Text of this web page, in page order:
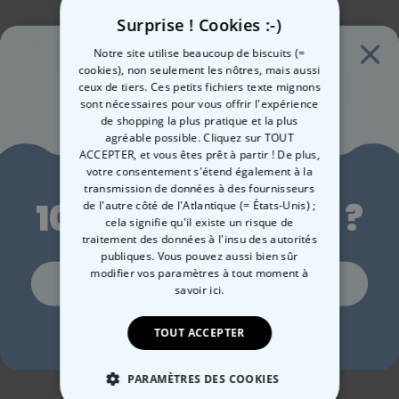
Mar, 11.08 – Mer, 12.08
Livraison gratuite dès 69 CHFEn savoir plus
Méthode de paiment :
En bref
Pour 2 fans de bière qui aiment faire la fête
Avec votre propre texte perso
Et bien sûr, vos propres photos
Matériau : Carton
Dimensions (en cm) : environ 8 x 10
Description
Désodorisant voiture personnalisé Spécial Oktoberfest – Lot de 2
Alors qu’à Munich arrivent en masse des gens du monde entier
s’adonnant à la coutumelocale et traditionnelle consistant à
consommer
avec modération bien sûr !) une certaine
Désodorisant voiture personnalisé Spécial Oktoberfest – Lot de 2
Surprise ! Cookies :-)
Notre site utilise beaucoup de biscuits (=
cookies), non seulement les nôtres, mais aussi
ceux de tiers. Ces petits fichiers texte mignons
sont nécessaires pour vous offrir l'expérience
de shopping la plus pratique et la plus
agréable possible. Cliquez sur TOUT
ACCEPTER, et vous êtes prêt à partir ! De plus,
votre consentement s'étend également à la
transmission de données à des fournisseurs
de l'autre côté de l'Atlantique (= États-Unis) ;
cela signifie qu'il existe un risque de
traitement des données à l'insu des autorités
publiques. Vous pouvez aussi bien sûr
modifier vos paramètres à tout momentà
savoir ici.
TOUT ACCEPTER
PARAMÈTRES DES COOKIES
Envie de
10 % de réduction ?
Oui, volontiers !
Non merci, je n'aime pas les réductions